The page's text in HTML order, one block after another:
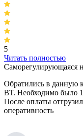
5
Читать полностью
Саморегулирующаяся
Обратились в данную
ВТ. Необходимо было
После оплаты
оперативность